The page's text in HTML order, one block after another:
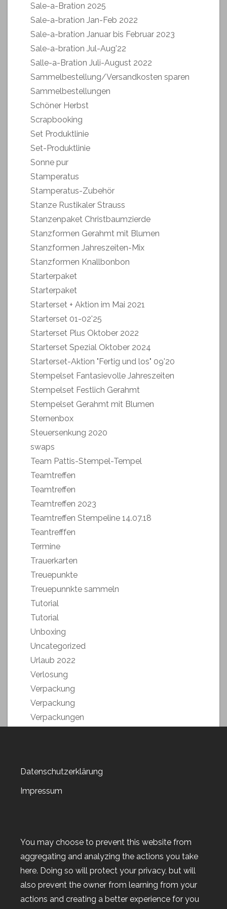
Sale-a-Bration 2025
Sale-a-bration Jan-Feb 2022
Sale-a-bration Januar bis Februar 2023
Sale-a-bration Jul-Aug'22
Salle-a-Bration Juli-August 2022
Sammelbestellung/Versandkosten sparen
Sammelbestellungen
Schöner Herbst
Scrapbooking
Set Produktlinie
Set-Produktlinie
Sonne pur
Stamperatus
Stamperatus-Zubehör
Stanze Rustikaler Strauss
Stanzenpaket Christbaumzierde
Stanzformen Gerahmt mit Blumen
Stanzformen Jahreszeiten-Mix
Stanzformen Knallbonbon
Starterpaket
Starterpaket
Starterset + Aktion im Mai 2021
Starterset 01-02'25
Starterset Plus Oktober 2022
Starterset Spezial Oktober 2024
Starterset-Aktion "Fertig und los" 09'20
Stempelset Fantasievolle Jahreszeiten
Stempelset Festlich Gerahmt
Stempelset Gerahmt mit Blumen
Sternenbox
Steuersenkung 2020
swaps
Team Pattis-Stempel-Tempel
Teamtreffen
Teamtreffen
Teamtreffen 2023
Teamtreffen Stempeline 14.07.18
Teantrefffen
Termine
Trauerkarten
Treuepunkte
Treuepunnkte sammeln
Tutorial
Tutorial
Unboxing
Uncategorized
Urlaub 2022
Verlosung
Verpackung
Verpackung
Verpackungen
Weihnachten 2019
Weltkartenbasteltag
Weltkartenbasteltag 2022
Wert-Gutscheine
Workshop
Workshop-Goodies
Workshop-Termine
Datenschutzerklärung
Impressum
You may choose to prevent this website from
aggregating and analyzing the actions you take
here. Doing so will protect your privacy, but will
also prevent the owner from learning from your
actions and creating a better experience for you